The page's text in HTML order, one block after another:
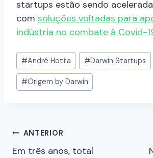
startups estão sendo
com soluções voltadas para
indústria no combate à Covid-
#André Hotta #Darwin Startups
#Origem by Darwin
ANTERIOR
Em três anos, total